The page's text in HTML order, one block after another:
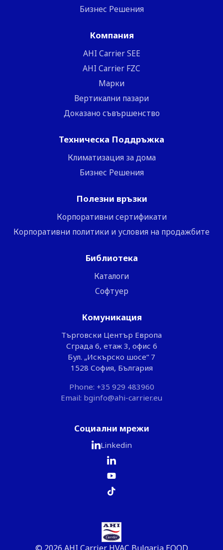
Бизнес Решения
Компания
ΑΗΙ Carrier SEE
AHI Carrier FZC
Марки
Вертикални пазари
Доказано съвършенство
Техническа Поддръжка
Климатизация за дома
Бизнес Решения
Полезни връзки
Корпоративни сертификати
Корпоративни политики и условия на продажбите
Библиотека
Каталоги
Софтуер
Комуникация
Търговски Център Европа
Сграда 6, етаж 3, офис 6
Бул. „Искърско шосе“ 7
1528 София, България
Phone: +35 929 483960
Email: bginfo@ahi-carrier.eu
Социални мрежи
Linkedin